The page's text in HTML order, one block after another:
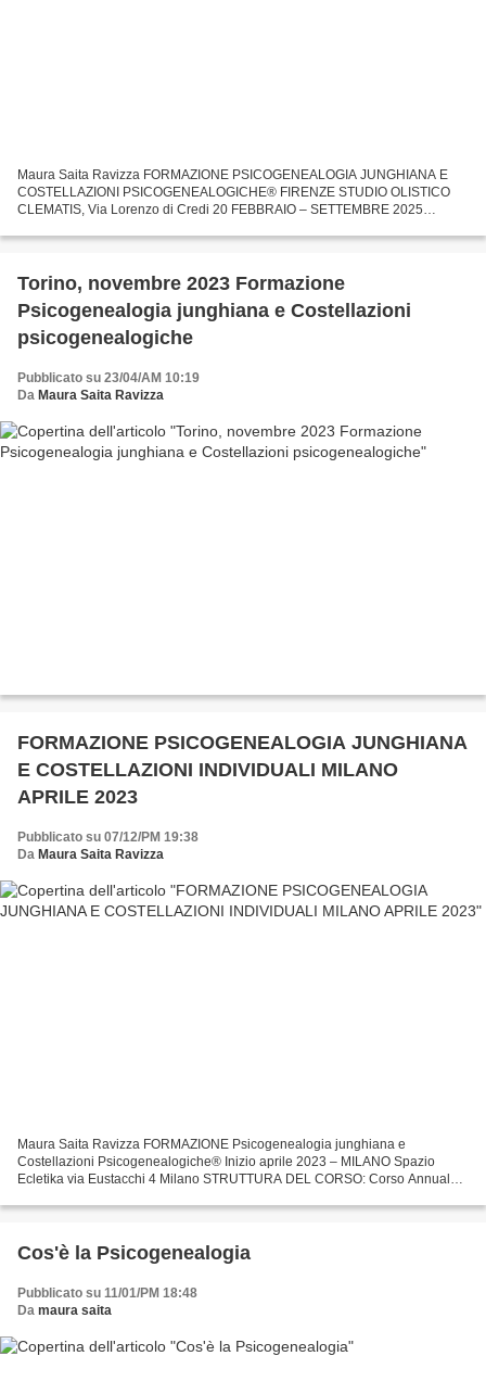
Maura Saita Ravizza FORMAZIONE PSICOGENEALOGIA JUNGHIANA E
COSTELLAZIONI PSICOGENEALOGICHE® FIRENZE STUDIO OLISTICO
CLEMATIS, Via Lorenzo di Credi 20 FEBBRAIO – SETTEMBRE 2025
Formazione...
Torino, novembre 2023 Formazione
Psicogenealogia junghiana e Costellazioni
psicogenealogiche
Pubblicato su 23/04/AM 10:19
Da Maura Saita Ravizza
FORMAZIONE PSICOGENEALOGIA JUNGHIANA
E COSTELLAZIONI INDIVIDUALI MILANO
APRILE 2023
Pubblicato su 07/12/PM 19:38
Da Maura Saita Ravizza
Maura Saita Ravizza FORMAZIONE Psicogenealogia junghiana e
Costellazioni Psicogenealogiche® Inizio aprile 2023 – MILANO Spazio
Ecletika via Eustacchi 4 Milano STRUTTURA DEL CORSO: Corso Annuale,
Cos'è la Psicogenealogia
Pubblicato su 11/01/PM 18:48
Da maura saita